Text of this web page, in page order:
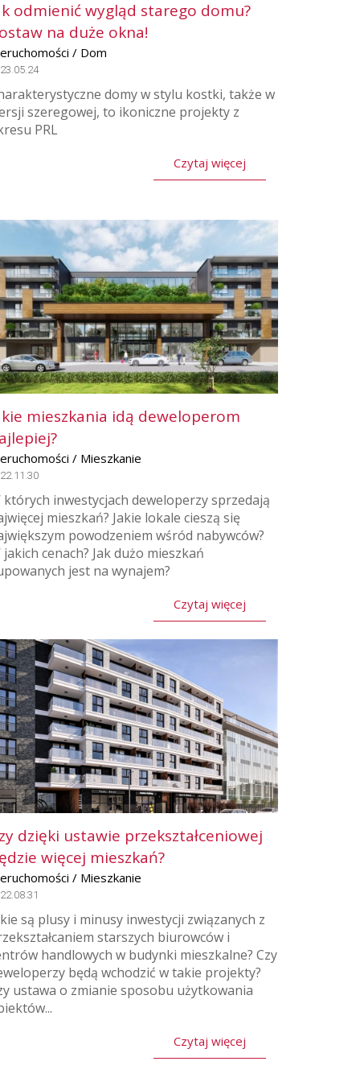
odmienić wygląd starego domu?
na duże okna!
/ Dom
domy w stylu kostki, także w
szeregowej, to ikoniczne projekty z
PRL
Czytaj więcej
mieszkania idą deweloperom
/ Mieszkanie
których inwestycjach deweloperzy sprzedają
mieszkań? Jakie lokale cieszą się
powodzeniem wśród nabywców?
jakich cenach? Jak dużo mieszkań
jest na wynajem?
Czytaj więcej
dzięki ustawie przekształceniowej
więcej mieszkań?
/ Mieszkanie
są plusy i minusy inwestycji związanych z
starszych biurowców i
handlowych w budynki mieszkalne? Czy
będą wchodzić w takie projekty?
ustawa o zmianie sposobu użytkowania
Czytaj więcej